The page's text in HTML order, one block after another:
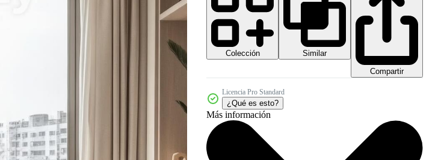
Colección
Similar
Compartir
Licencia Pro Standard
¿Qué es esto?
Más información